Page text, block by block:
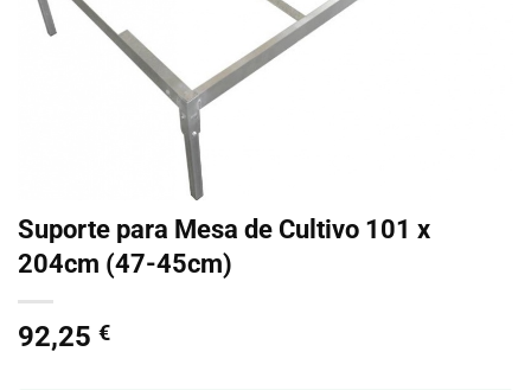
Suporte para Mesa de Cultivo 101 x
204cm (47-45cm)
92,25 €